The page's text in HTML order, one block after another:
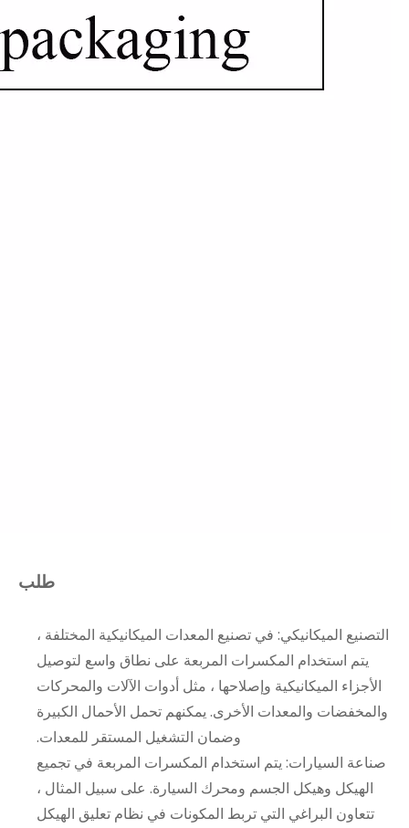
طلب
التصنيع الميكانيكي: في تصنيع المعدات الميكانيكية المختلفة ،
يتم استخدام المكسرات المربعة على نطاق واسع لتوصيل
الأجزاء الميكانيكية وإصلاحها ، مثل أدوات الآلات والمحركات
والمخفضات والمعدات الأخرى. يمكنهم تحمل الأحمال الكبيرة
وضمان التشغيل المستقر للمعدات.
صناعة السيارات: يتم استخدام المكسرات المربعة في تجميع
الهيكل وهيكل الجسم ومحرك السيارة. على سبيل المثال ،
تتعاون البراغي التي تربط المكونات في نظام تعليق الهيكل